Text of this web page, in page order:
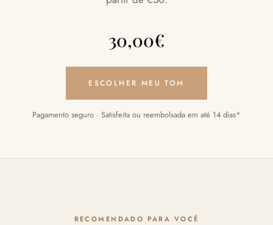
30,00€
ESCOLHER MEU TOM
Pagamento seguro · Satisfeita ou reembolsada em até 14 dias*
RECOMENDADO PARA VOCÊ